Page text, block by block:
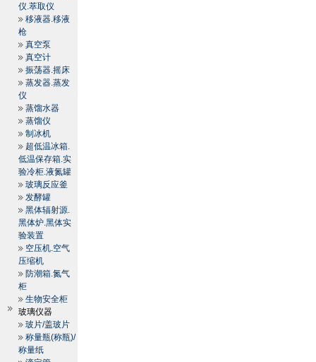
仪.萃取仪
移液器.移液
枪
真空泵
真空计
振荡器.摇床
蒸发器.蒸发
仪
蒸馏水器
蒸馏仪
制冰机
超低温冰箱.
低温保存箱.实
验冷柜.液氮罐
玻璃反应釜
发酵罐
黑体辐射源.
黑体炉.黑体实
验装置
空压机.空气
压缩机
防潮箱.氮气
柜
生物安全柜
玻璃仪器
玻片/盖玻片
称量瓶(称瓶)/
称量纸